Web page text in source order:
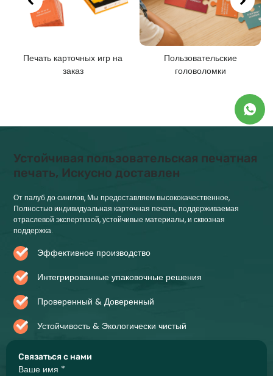
карточных игр на
Пользовательские
головоломки
Связаться с нами
Ваше имя *
Устойчивая пользовательская печатная
печать, Искусно доставлен
От палуб до синглов, Мы предоставляем высококачественное,
Полностью индивидуальная карточная печать, поддерживаемая
отраслевой экспертизой, устойчивые материалы, и сквозная
поддержка.
Эффективное производство
Интегрированные упаковочные решения
Проверенный & Доверенный
Устойчивость & Экологически чистый